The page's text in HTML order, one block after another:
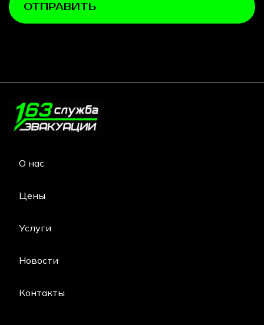
ОТПРАВИТЬ
О нас
Цены
Услуги
Новости
Контакты